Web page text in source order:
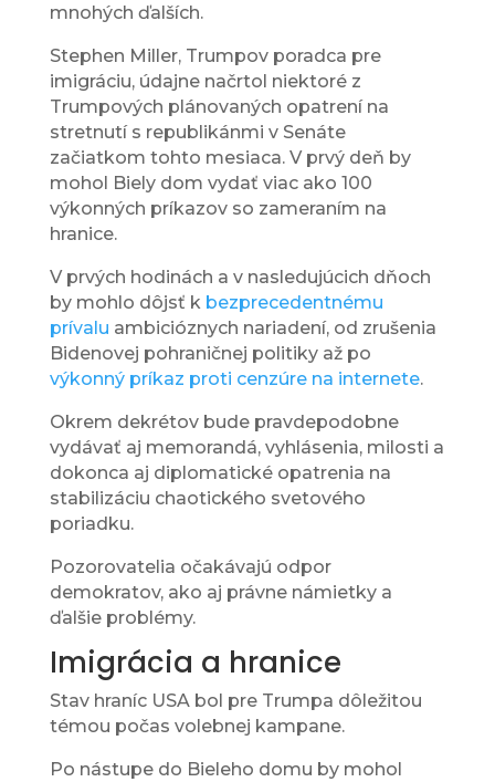
mnohých ďalších.
Stephen Miller, Trumpov poradca pre
imigráciu, údajne načrtol niektoré z
Trumpových plánovaných opatrení na
stretnutí s republikánmi v Senáte
začiatkom tohto mesiaca. V prvý deň by
mohol Biely dom vydať viac ako 100
výkonných príkazov so zameraním na
hranice.
V prvých hodinách a v nasledujúcich dňoch
by mohlo dôjsť k bezprecedentnému
prívalu ambicióznych nariadení, od zrušenia
Bidenovej pohraničnej politiky až po
výkonný príkaz proti cenzúre na internete.
Okrem dekrétov bude pravdepodobne
vydávať aj memorandá, vyhlásenia, milosti a
dokonca aj diplomatické opatrenia na
stabilizáciu chaotického svetového
poriadku.
Pozorovatelia očakávajú odpor
demokratov, ako aj právne námietky a
ďalšie problémy.
Imigrácia a hranice
Stav hraníc USA bol pre Trumpa dôležitou
témou počas volebnej kampane.
Po nástupe do Bieleho domu by mohol